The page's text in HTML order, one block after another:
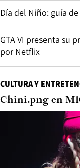
Día del Niño: guía
GTA VI presenta su
por Netflix
CULTURA Y
Chini.png en